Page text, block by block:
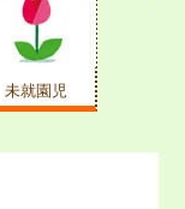
未就園児